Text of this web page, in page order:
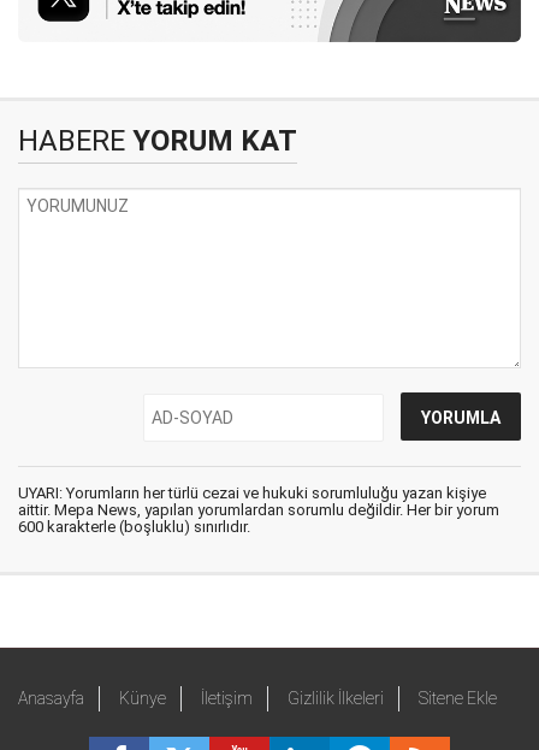
HABERE YORUM KAT
UYARI: Yorumların her türlü cezai ve hukuki sorumluluğu yazan kişiye
aittir. Mepa News, yapılan yorumlardan sorumlu değildir. Her bir yorum
600 karakterle (boşluklu) sınırlıdır.
Anasayfa Künye İletişim Gizlilik İlkeleri Sitene Ekle